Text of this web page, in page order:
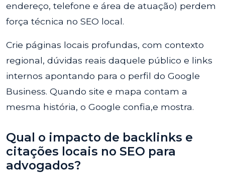
endereço, telefone e área de atuação) perdem
força técnica no SEO local.
Crie páginas locais profundas, com contexto
regional, dúvidas reais daquele público e links
internos apontando para o perfil do Google
Business. Quando site e mapa contam a
mesma história, o Google confia,e mostra.
Qual o impacto de backlinks e
citações locais no SEO para
advogados?